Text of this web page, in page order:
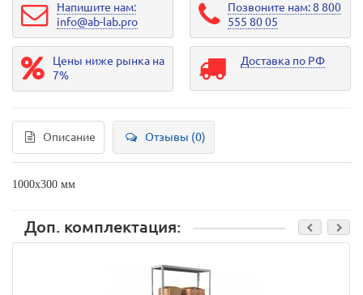
Напишите нам:
info@ab-lab.pro
Позвоните нам: 8 800
555 80 05
Цены ниже рынка на
7%
Доставка по РФ
Описание Отзывы (0)
1000х300 мм
Доп. комплектация: